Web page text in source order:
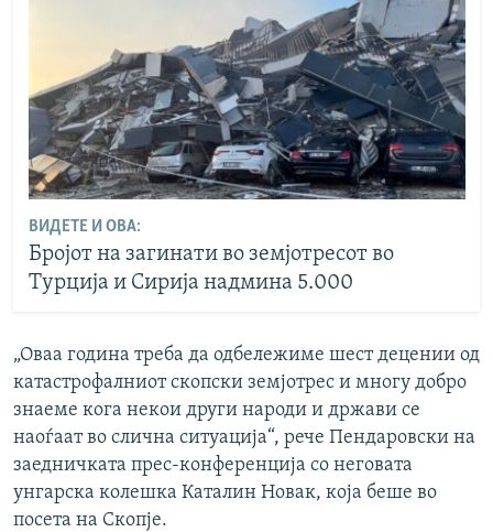
ВИДЕТЕ И ОВА:
Бројот на загинати во земјотресот во
Турција и Сирија надмина 5.000
„Оваа година треба да одбележиме шест децении од
катастрофалниот скопски земјотрес и многу добро
знаеме кога некои други народи и држави се
наоѓаат во слична ситуација“, рече Пендаровски на
заедничката прес-конференција со неговата
унгарска колешка Каталин Новак, која беше во
посета на Скопје.